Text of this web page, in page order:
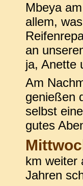
Mbeya
allem,
an
ja, Anette
Am
genießen
selbst
gutes
km weiter
Jahren